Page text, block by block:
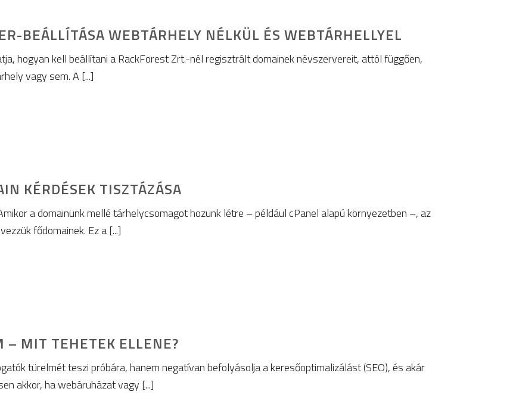
BEÁLLÍTÁSA WEBTÁRHELY NÉLKÜL ÉS WEBTÁRHELLYEL
hogyan kell beállítani a RackForest Zrt.-nél regisztrált domainek névszervereit, attól függően,
vagy sem. A [...]
KÉRDÉSEK TISZTÁZÁSA
a domainünk mellé tárhelycsomagot hozunk létre – például cPanel alapú környezetben –, az
fődomainek. Ez a [...]
– MIT TEHETEK ELLENE?
türelmét teszi próbára, hanem negatívan befolyásolja a keresőoptimalizálást (SEO), és akár
akkor, ha webáruházat vagy [...]